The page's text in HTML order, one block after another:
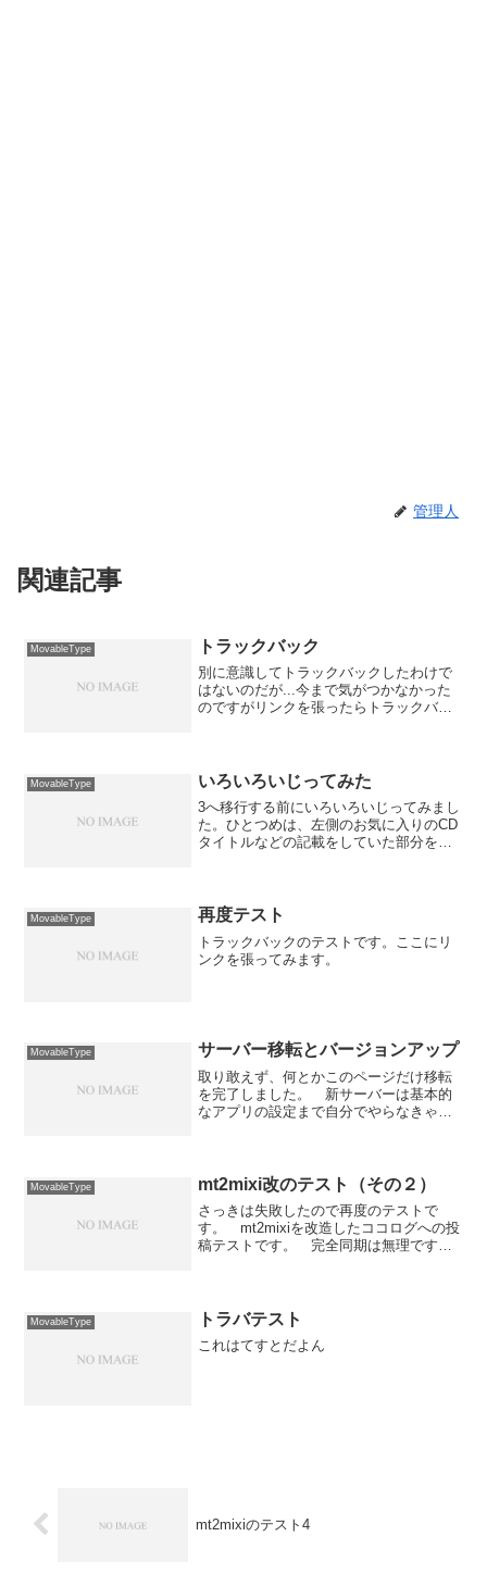
管理人
関連記事
MovableType トラックバック
別に意識してトラックバックしたわけで
はないのだが...今まで気がつかなかった
のですがリンクを張ったらトラックバッ
「まっいいか」と思ってい...
MovableType いろいろいじってみた
3へ移行する前にいろいろいじってみまし
た。ひとつめは、左側のお気に入りのCD
タイトルなどの記載をしていた部分を
アー...
MovableType 再度テスト
トラックバックのテストです。ここにリ
ンクを張ってみます。
MovableType サーバー移転とバージョンアップ
取り敢えず、何とかこのページだけ移転
を完了しました。 新サーバーは基本的
なアプリの設定まで自分でやらなきゃな
です。ついでにMovab...
MovableType mt2mixi改のテスト（その２）
さっきは失敗したので再度のテストで
す。 mt2mixiを改造したココログへの投
稿テストです。 完全同期は無理ですの
MovableType トラバテスト
これはてすとだよん
mt2mixiのテスト4